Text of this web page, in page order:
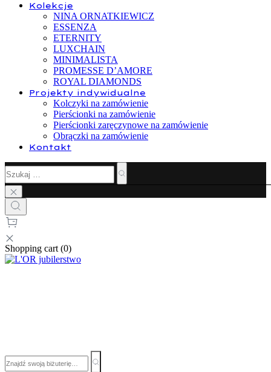
Kolekcje
NINA ORNATKIEWICZ
ESSENZA
ETERNITY
LUXCHAIN
MINIMALISTA
PROMESSE D’AMORE
ROYAL DIAMONDS
Projekty indywidualne
Kolczyki na zamówienie
Pierścionki na zamówienie
Pierścionki zaręczynowe na zamówienie
Obrączki na zamówienie
Kontakt
Shopping cart (0)